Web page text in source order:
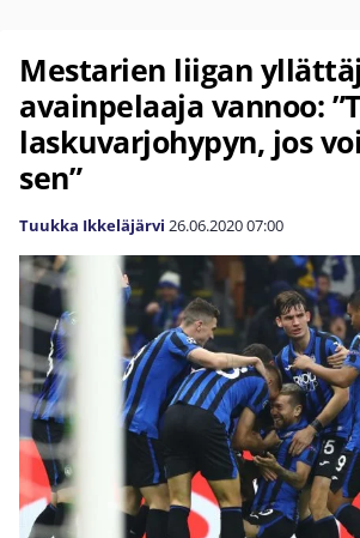
Mestarien liigan
avainpelaaja vannoo:
laskuvarjohypyn, jos
sen”
Tuukka Ikkeläjärvi 26.06.202007:00